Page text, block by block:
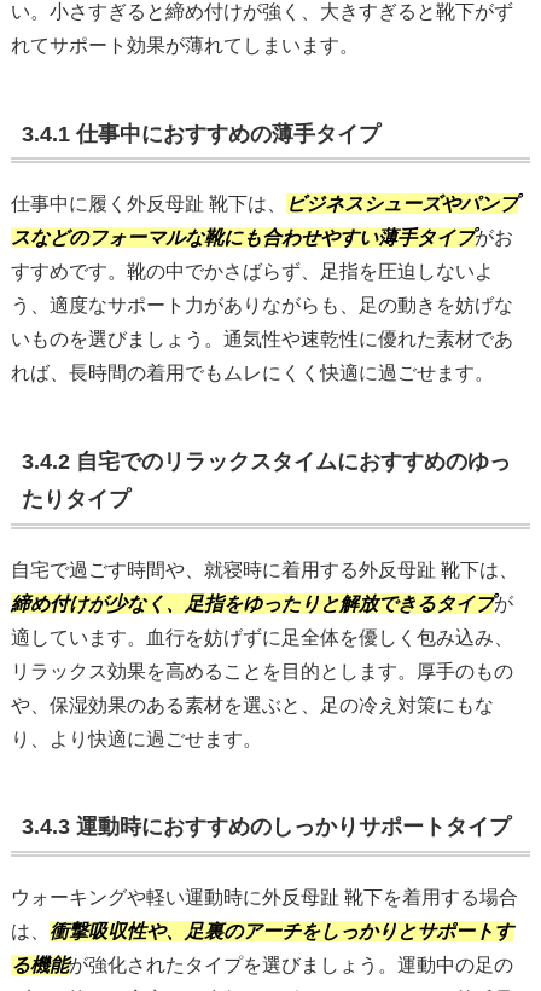
い。小さすぎると締め付けが強く、大きすぎると靴下がず
れてサポート効果が薄れてしまいます。
3.4.1 仕事中におすすめの薄手タイプ
仕事中に履く外反母趾 靴下は、
ビジネスシューズやパンプ
スなどのフォーマルな靴にも合わせやすい薄手タイプがお
すすめです。靴の中でかさばらず、足指を圧迫しないよ
う、適度なサポート力がありながらも、足の動きを妨げな
いものを選びましょう。通気性や速乾性に優れた素材であ
れば、長時間の着用でもムレにくく快適に過ごせます。
3.4.2 自宅でのリラックスタイムにおすすめのゆっ
たりタイプ
自宅で過ごす時間や、就寝時に着用する外反母趾 靴下は、
締め付けが少なく、足指をゆったりと解放できるタイプが
適しています。血行を妨げずに足全体を優しく包み込み、
リラックス効果を高めることを目的とします。厚手のもの
や、保湿効果のある素材を選ぶと、足の冷え対策にもな
り、より快適に過ごせます。
3.4.3 運動時におすすめのしっかりサポートタイプ
ウォーキングや軽い運動時に外反母趾 靴下を着用する場合
は、 衝撃吸収性や、足裏のアーチをしっかりとサポートす
る機能が強化されたタイプを選びましょう。運動中の足の